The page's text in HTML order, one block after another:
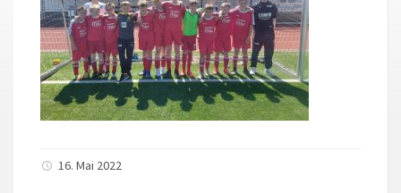
16. Mai 2022